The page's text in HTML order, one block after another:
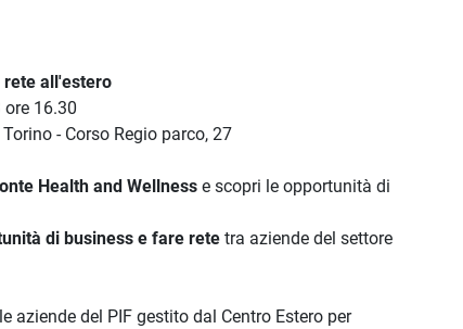
rete all'estero
16.30
- Corso Regio parco, 27
Health and Wellness e scopri le opportunità di
di business e fare rete tra aziende del settore
del PIF gestito dal Centro Estero per